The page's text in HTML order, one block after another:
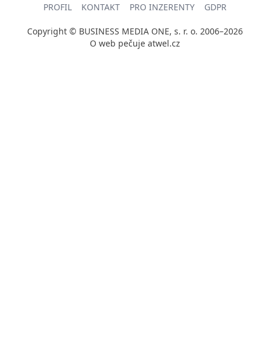
PROFIL KONTAKT PRO INZERENTY GDPR
Copyright © BUSINESS MEDIA ONE, s. r. o. 2006–2026